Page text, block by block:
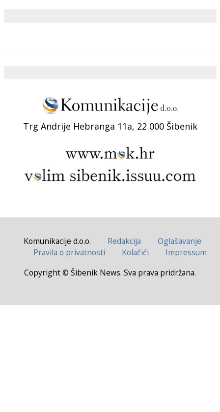
Trg Andrije Hebranga 11a, 22 000 Šibenik
Komunikacije d.o.o. Redakcija
Oglašavanje
Pravila o privatnosti
Kolačići
Impressum
Copyright © Šibenik News. Sva prava pridržana.